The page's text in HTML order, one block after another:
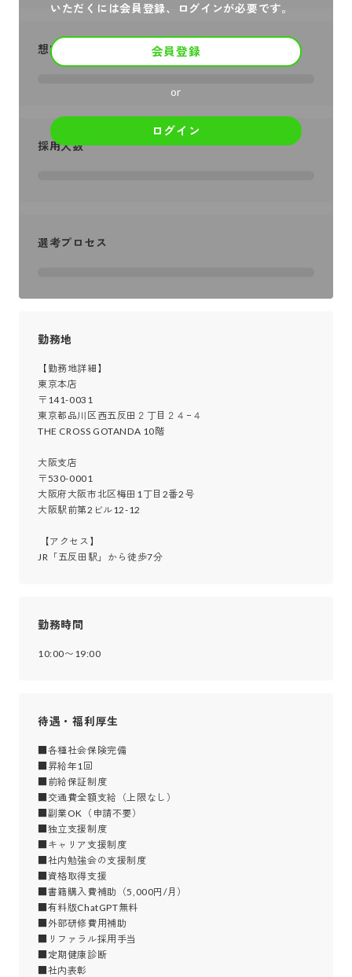
いただくには会員登録、ログインが必要です。
会員登録
or
ログイン
想定年収
採用人数
選考プロセス
勤務地
【勤務地詳細】
東京本店
〒141-0031
東京都品川区西五反田２丁目２４−４
THE CROSS GOTANDA 10階
大阪支店
〒530-0001
大阪府大阪市北区梅田1丁目2番2号
大阪駅前第2ビル12-12
JR「五反田駅」から徒歩7分
勤務時間
10:00〜19:00
待遇・福利厚生
■各種社会保険完備
■昇給年1回
■前給保証制度
■交通費全額支給（上限なし）
■副業OK（申請不要）
■独立支援制度
■キャリア支援制度
■社内勉強会の支援制度
■資格取得支援
■書籍購入費補助（5,000円/月）
■有料版ChatGPT無料
■外部研修費用補助
■リファラル採用手当
■定期健康診断
■社内表彰